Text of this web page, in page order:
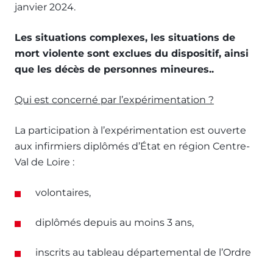
janvier 2024.
Les situations complexes, les situations de
mort violente sont exclues du dispositif, ainsi
que les décès de personnes mineures..
Qui est concerné par l’expérimentation ?
La participation à l’expérimentation est ouverte
aux infirmiers diplômés d’État en région Centre-
Val de Loire :
volontaires,
diplômés depuis au moins 3 ans,
inscrits au tableau départemental de l’Ordre